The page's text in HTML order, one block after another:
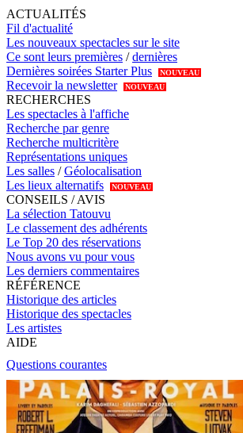
ACTUALITÉS
Fil d'actualité
Les nouveaux spectacles sur le site
Ce sont leurs premières /dernières
Dernières soirées Starter Plus
NOUVEAU
Recevoir la newsletter NOUVEAU
RECHERCHES
Les spectacles à l'affiche
Recherche par genre
Recherche multicritère
Représentations uniques
Les salles /Géolocalisation
Les lieux alternatifs
NOUVEAU
CONSEILS / AVIS
La sélection Tatouvu
Le classement des adhérents
Le Top 20 des réservations
Nous avons vu pour vous
Les derniers commentaires
RÉFÉRENCE
Historique des articles
Historique des spectacles
Les artistes
AIDE
Questions courantes